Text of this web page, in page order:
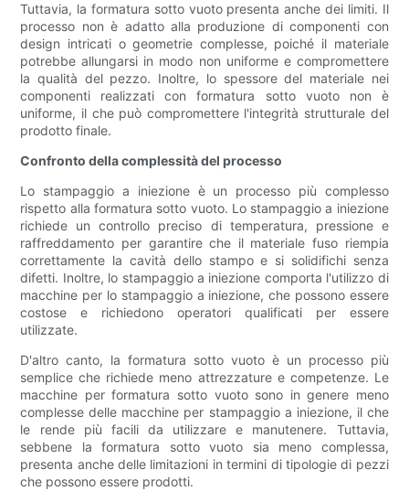
Tuttavia, la formatura sotto vuoto presenta anche dei limiti. Il
processo non è adatto alla produzione di componenti con
design intricati o geometrie complesse, poiché il materiale
potrebbe allungarsi in modo non uniforme e compromettere
la qualità del pezzo. Inoltre, lo spessore del materiale nei
componenti realizzati con formatura sotto vuoto non è
uniforme, il che può compromettere l'integrità strutturale del
prodotto finale.
Confronto della complessità del processo
Lo stampaggio a iniezione è un processo più complesso
rispetto alla formatura sotto vuoto. Lo stampaggio a iniezione
richiede un controllo preciso di temperatura, pressione e
raffreddamento per garantire che il materiale fuso riempia
correttamente la cavità dello stampo e si solidifichi senza
difetti. Inoltre, lo stampaggio a iniezione comporta l'utilizzo di
macchine per lo stampaggio a iniezione, che possono essere
costose e richiedono operatori qualificati per essere
utilizzate.
D'altro canto, la formatura sotto vuoto è un processo più
semplice che richiede meno attrezzature e competenze. Le
macchine per formatura sotto vuoto sono in genere meno
complesse delle macchine per stampaggio a iniezione, il che
le rende più facili da utilizzare e manutenere. Tuttavia,
sebbene la formatura sotto vuoto sia meno complessa,
presenta anche delle limitazioni in termini di tipologie di pezzi
che possono essere prodotti.